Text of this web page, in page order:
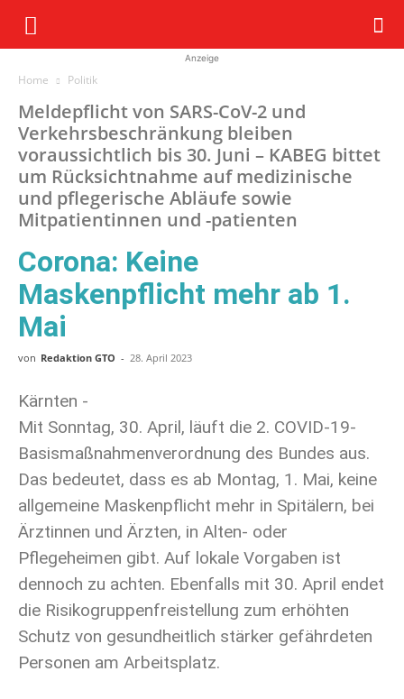
Anzeige
Home Politik
Meldepflicht von SARS-CoV-2 und
Verkehrsbeschränkung bleiben
voraussichtlich bis 30. Juni – KABEG bittet
um Rücksichtnahme auf medizinische
und pflegerische Abläufe sowie
Mitpatientinnen und -patienten
Corona: Keine
Maskenpflicht mehr ab 1.
Mai
von Redaktion GTO - 28. April 2023
Kärnten -
Mit Sonntag, 30. April, läuft die 2. COVID-19-
Basismaßnahmenverordnung des Bundes aus.
Das bedeutet, dass es ab Montag, 1. Mai, keine
allgemeine Maskenpflicht mehr in Spitälern, bei
Ärztinnen und Ärzten, in Alten- oder
Pflegeheimen gibt. Auf lokale Vorgaben ist
dennoch zu achten. Ebenfalls mit 30. April endet
die Risikogruppenfreistellung zum erhöhten
Schutz von gesundheitlich stärker gefährdeten
Personen am Arbeitsplatz.